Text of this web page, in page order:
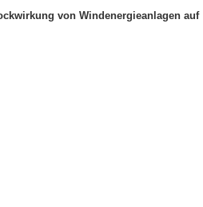
von Windenergieanlagen auf